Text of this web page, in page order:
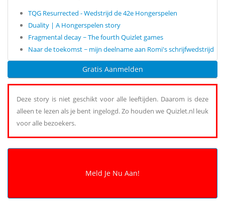
TQG Resurrected - Wedstrijd de 42e Hongerspelen
Duality | A Hongerspelen story
Fragmental decay ~ The fourth Quizlet games
Naar de toekomst ~ mijn deelname aan Romi's schrijfwedstrijd
Gratis Aanmelden
Deze story is niet geschikt voor alle leeftijden. Daarom is deze
alleen te lezen als je bent ingelogd. Zo houden we Quizlet.nl leuk
voor alle bezoekers.